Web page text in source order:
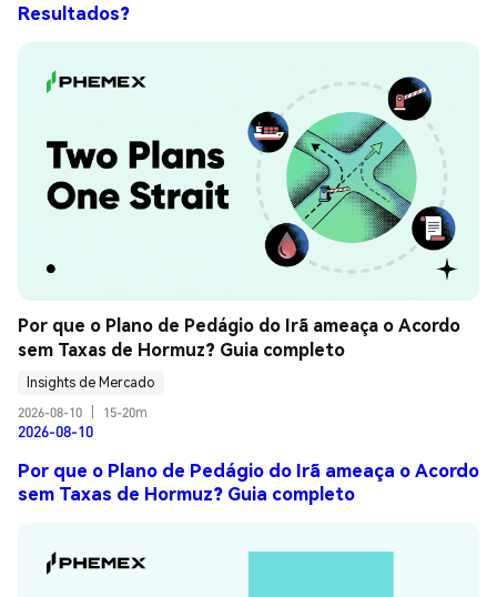
Resultados?
Por que o Plano de Pedágio do Irã ameaça o Acordo
sem Taxas de Hormuz? Guia completo
Insights de Mercado
2026-08-10
15-20m
2026-08-10
Por que o Plano de Pedágio do Irã ameaça o Acordo
sem Taxas de Hormuz? Guia completo